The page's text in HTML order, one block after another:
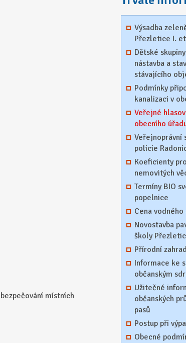
místních
Výsadba
Přezletice I.
Dětské
nástavba a
stávajícího
Podmínky
kanalizaci v
Veřejné
obecního
Veřejnoprávní
policie
Koeficienty
nemovitých
Termíny BIO
popelnice
Cena
Novostavba
školy
Přírodní
Informace ke
občanským
Užitečné
občanských
pasů
Postup při
Obecné